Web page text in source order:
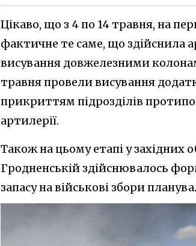
Цікаво, що з 4 по 14 травня, на
фактичне те саме, що здійснила
висування довжелезними
травня провели висування
прикриттям підрозділів
артилерії.
Також на цьому етапі у західних
Гродненській здійснювалось
запасу на військові збори